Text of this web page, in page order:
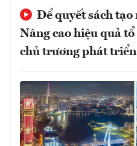
Để quyết sách
Nâng cao hiệu quả
chủ trương phát